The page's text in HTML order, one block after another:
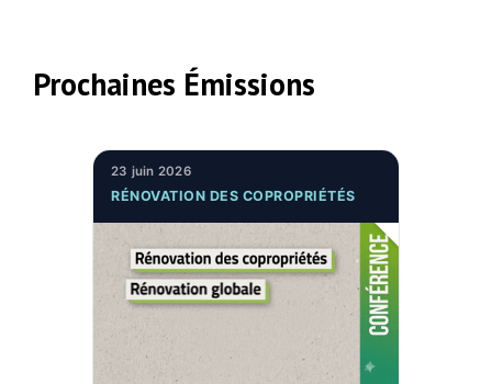
Prochaines Émissions
23 juin 2026
RÉNOVATION DES COPROPRIÉTÉS